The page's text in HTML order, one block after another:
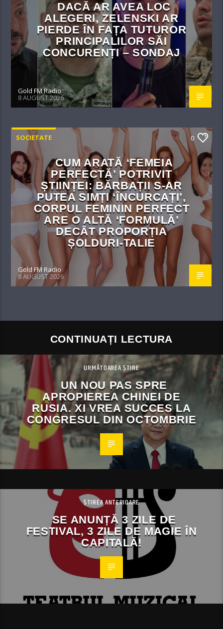
DACĂ AR AVEA LOC
ALEGERI, ZELENSKI AR
PIERDE ÎN FAȚA TUTUROR
PRINCIPALILOR SĂI
CONCURENȚI – SONDAJ
Gold FM Radio
8 AUGUST 2026
SOCIETATE 0
CUM ARATĂ ‘FEMEIA
PERFECTĂ’ POTRIVIT
ȘTIINȚEI: BĂRBAȚII S-AR
PUTEA SIMȚI ‘ÎNCURCAȚI’,
CORPUL FEMININ PERFECT
ARE O ALTĂ ‘FORMULĂ’
DECÂT PROPORȚIA
ȘOLDURI-TALIE
Gold FM Radio
8 AUGUST 2026
CONTINUAȚI LECTURA
URMĂTOAREA ȘTIRE
UN NOU PAS SPRE
APROPIEREA CHINEI DE
RUSIA. XI VREA SUCCES LA
CONGRESUL DIN OCTOMBRIE
ȘTIREA ANTERIOARE
SE ANUNȚĂ 3 ZILE DE
FESTIVAL, 3 ZILE DE MAGIE ÎN
CAPITALĂ!